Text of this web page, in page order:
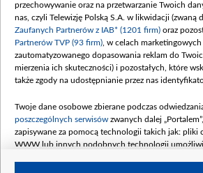
Dofinansowanie 48 862 000,00
Data podpisania umowy:
(wpłata grudzień 60,548 mln)
Dofinansowanie 900 000 000,00
Data podpisania umowy: LUTY
kwiecień 180 mln, 7 maja 180
czerwca 90 mln)
Dofinansowanie 250 000 000,00
przechowywanie oraz na przetwarzanie Twoich
nas, czyli Telewizję Polską S.A. w likwidacji (zwaną
Zaufanych Partnerów z IAB* (1201 firm) oraz
Partnerów TVP (93 firm) , w celach
zautomatyzowanego dopasowania reklam do
mierzenia ich skuteczności) i pozostałych, które
także zgody na udostępnianie przez nas
Twoje dane osobowe zbierane podczas
poszczególnych serwisów zwanych dalej
zapisywane za pomocą technologii takich jak: pliki
WWW lub innych podobnych technologii